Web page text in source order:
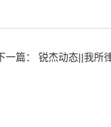
一篇： 锐杰动态||我所